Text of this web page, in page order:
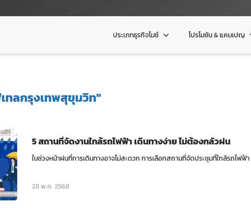
ประเภทธุรกิจไมซ์ โปรโมชัน & แคมเปญ
ทลกรุงเทพสุขุมวิท"
5 สถานที่จัดงานใกล้รถไฟฟ้า เดินทางง่าย ไม่ต้องกลัวฝน
ในช่วงหน้าฝนที่การเดินทางอาจไม่สะดวก การเลือกสถานที่จัดประชุมที่ใกล้รถไฟฟ้า
28 พ.ค. 2568